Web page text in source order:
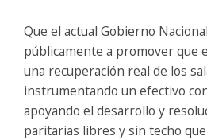
Que el actual Gobierno
públicamente a promover que
una recuperación real de los
instrumentando un efectivo
apoyando el desarrollo y
paritarias libres y sin techo